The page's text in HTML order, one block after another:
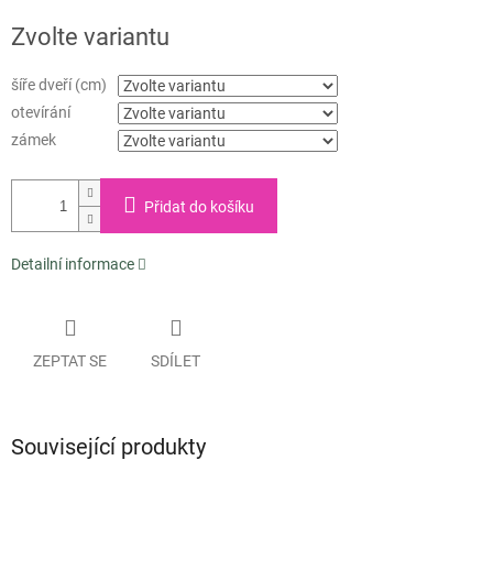
cena:
Zvolte variantu
šíře dveří (cm)
otevírání
zámek
Přidat do košíku
Detailní informace
ZEPTAT SE SDÍLET
Související produkty